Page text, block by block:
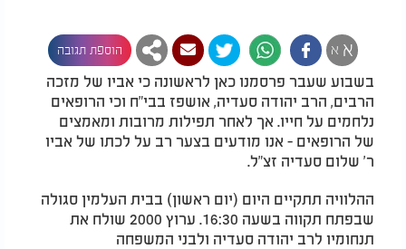
א א הוספת תגובה
בשבוע שעבר פרסמנו כאן לראשונה כי אביו של מזכה
הרבים, הרב יהודה סעדיה, אושפז בבי"ח וכי הרופאים
נלחמים על חייו. אך לאחר תפילות מרובות ומאמצים
של הרופאים - אנו מודעים בצער רב על לכתו של אביו
ר' שלום סעדיה זצ"ל.
ההלוויה תתקיים היום (יום ראשון) בבית העלמין סגולה
שבפתח תקווה בשעה 16:30. ערוץ 2000 שולח את
תנחומיו לרב יהודה סעדיה ולבני המשפחה